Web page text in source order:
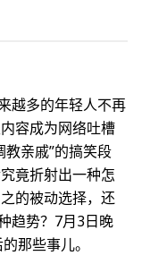
越多的年轻人不再
容成为网络吐槽
亲戚”的搞笑段
竟折射出一种怎
的被动选择，还
趋势？7月3日晚
那些事儿。